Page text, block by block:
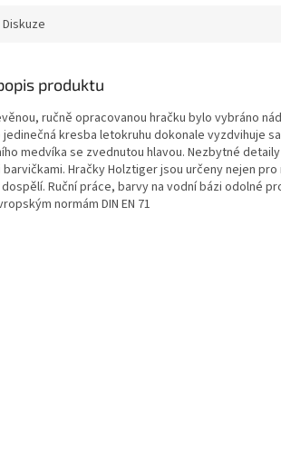
Diskuze
produktu
ručně opracovanou hračku bylo vybráno
kresba letokruhu dokonale vyzdvihuje
medvíka se zvednutou hlavou. Nezbytné
Hračky Holztiger jsou určeny nejen
Ruční práce, barvy na vodní bázi odolné
normám DIN EN 71